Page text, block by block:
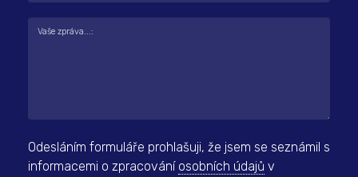
Vaše zpráva...:
Odesláním formuláře prohlašuji, že jsem se seznámil s
informacemi o zpracování osobních údajů v